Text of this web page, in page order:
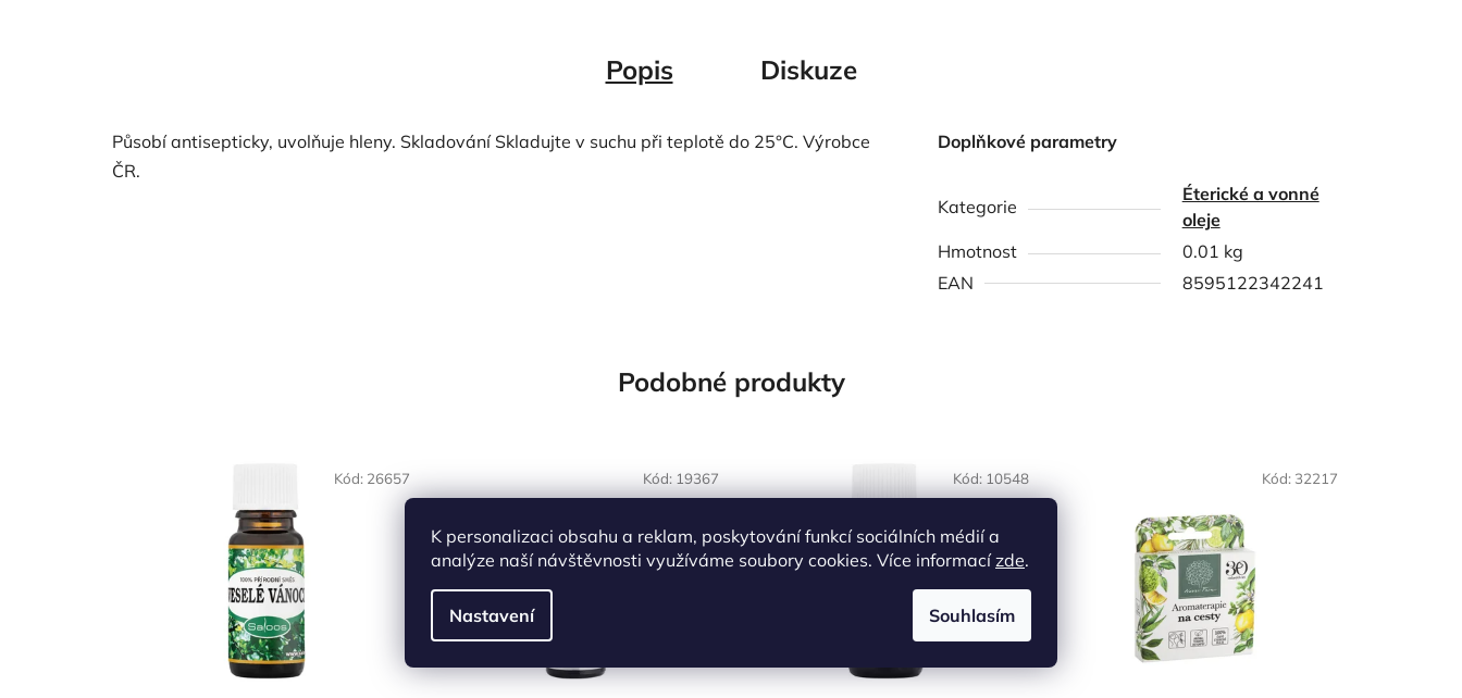
K personalizaci obsahu a reklam, poskytování funkcí sociálních médií a
analýze naší návštěvnosti využíváme soubory cookies. Více informacízde.
Nastavení Souhlasím
Popis Diskuze
Působí antisepticky, uvolňuje hleny. Skladování Skladujte v suchu při teplotě do 25°C. Výrobce
ČR.
Doplňkové parametry
Kategorie
Éterické a vonné
oleje
Hmotnost
0.01 kg
EAN
8595122342241
Podobné produkty
Kód: 26657 Kód: 19367 Kód: 10548 Kód: 32217